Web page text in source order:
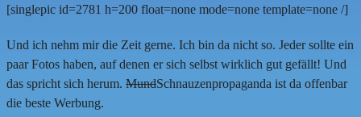
[singlepic id=2781 h=200 float=none mode=none template=none /]
Und ich nehm mir die Zeit gerne. Ich bin da nicht so. Jeder sollte ein
paar Fotos haben, auf denen er sich selbst wirklich gut gefällt! Und
das spricht sich herum. MundSchnauzenpropaganda ist da offenbar
die beste Werbung.